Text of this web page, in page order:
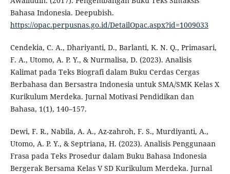
Bahasa Indonesia. Deepubish.
https://opac.perpusnas.go.id/DetailOpac.aspx?id=1009033
Cendekia, C. A., Dhariyanti, D., Barlanti, K. N. Q., Primasari,
F. A., Utomo, A. P. Y., & Nurmalisa, D. (2023). Analisis
Kalimat pada Teks Biografi dalam Buku Cerdas Cergas
Berbahasa dan Bersastra Indonesia untuk SMA/SMK Kelas X
Kurikulum Merdeka. Jurnal Motivasi Pendidikan dan
Bahasa, 1(1), 140–157.
Dewi, F. R., Nabila, A. A., Az-zahroh, F. S., Murdiyanti, A.,
Utomo, A. P. Y., & Septriana, H. (2023). Analisis Penggunaan
Frasa pada Teks Prosedur dalam Buku Bahasa Indonesia
Bergerak Bersama Kelas V SD Kurikulum Merdeka. Jurnal